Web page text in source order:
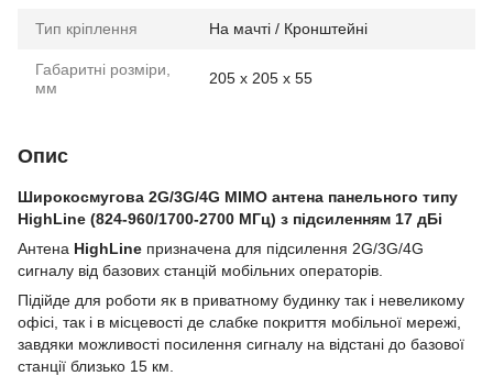
Тип кріплення На мачті / Кронштейні
Габаритні розміри,
мм
205 x 205 x 55
Опис
Широкосмугова 2G/3G/4G MIMO антена панельного типу
HighLine (824-960/1700-2700 МГц) з підсиленням 17 дБі
Антена HighLine призначена для підсилення 2G/3G/4G
сигналу від базових станцій мобільних операторів.
Підійде для роботи як в приватному будинку так і невеликому
офісі, так і в місцевості де слабке покриття мобільної мережі,
завдяки можливості посилення сигналу на відстані до базової
станції близько 15 км.